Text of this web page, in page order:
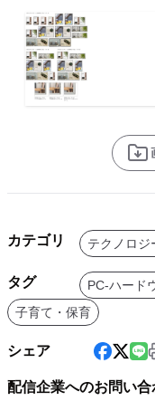
カテゴリ テクノロジ
タグ PC-ハード
子育て・保育
シェア
配信企業へのお問い合